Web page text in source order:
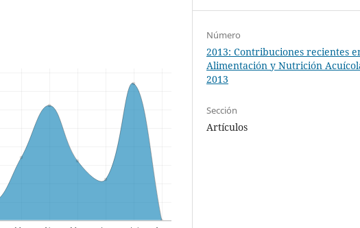
Número
2013: Contribuciones recientes
Alimentación y Nutrición
2013
Sección
Artículos